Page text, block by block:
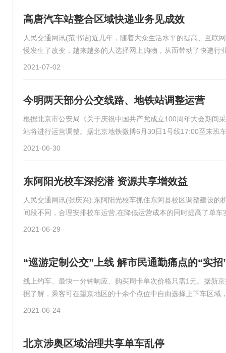
高唐汽车站整合区域快递业务见成效
人民交通网讯(范书洁)近几年，随着大众生活水平的提高、互联
慢发生了改变，越来越多的人选择网上购物，从而带动了快递行
2021-07-02
今明两天部分公交线路、地铁站调整运营
根据北京市公安局《关于庆祝中国共产党成立100周年大会期间
站将进行运营调整。据北京地铁微博6月30日1号线17:00至末班
2021-06-30
东阿阳光校车深挖潜 资源共享增效益
人民交通网讯(张庆兴):东阿阳光校车抓住东阿县校区调整建设
间段不同，合理安排校车运营,在降低运营成本的同时提高了单
2021-06-29
“巡游定制公交”上线 解市民通勤痛点的“实招
线上约车、最快一分钟响应、购买周卡单次价格只需1元。据新
据了解，乘客可在望京地区的十余个点位中自由选择上下车区域
2021-06-24
北京涉奥区域治理共享单车乱停